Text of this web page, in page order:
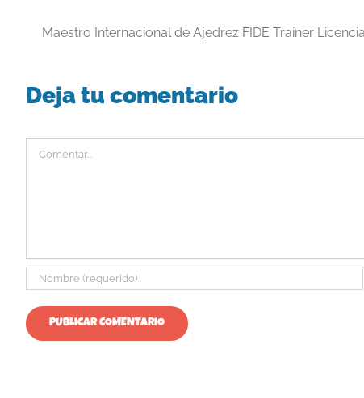
Maestro Internacional de Ajedrez FIDE Trainer
Deja tu comentario